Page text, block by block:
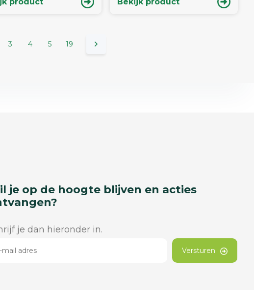
product Bekijk product
3 4 5 19
je op de hoogte blijven en acties
je dan hieronder in.
Versturen